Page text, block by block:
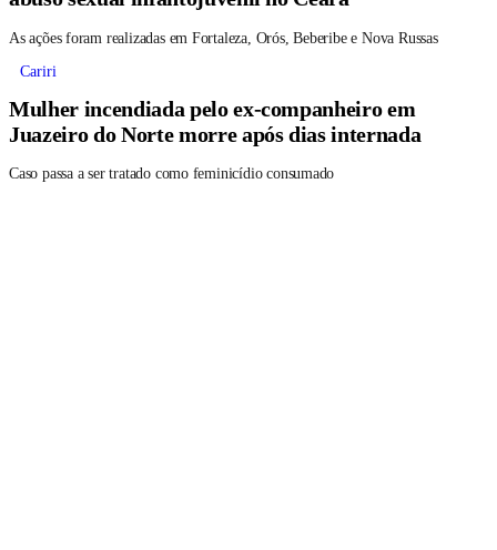
As ações foram realizadas em Fortaleza, Orós, Beberibe e Nova Russas
Cariri
Mulher incendiada pelo ex-companheiro em
Juazeiro do Norte morre após dias internada
Caso passa a ser tratado como feminicídio consumado